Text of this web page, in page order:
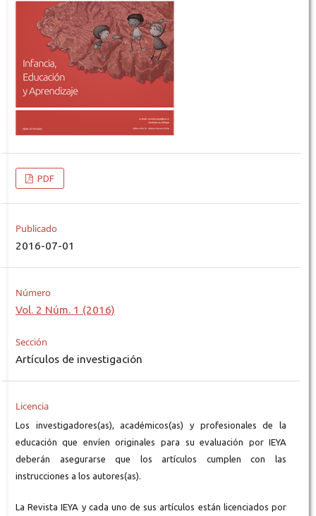
PDF
Publicado
2016-07-01
Número
Vol. 2 Núm. 1 (2016)
Sección
Artículos de investigación
Licencia
Los investigadores(as), académicos(as) y profesionales de la
educación que envíen originales para su evaluación por IEYA
deberán asegurarse que los artículos cumplen con las
instrucciones a los autores(as).
La Revista IEYA y cada uno de sus artículos están licenciados por